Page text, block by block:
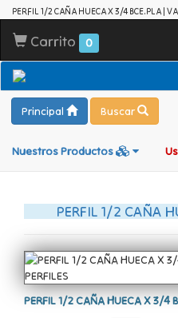
PERFIL 1/2 CAÑA HUECA X 3/4 BCE.PLA |
Carrito 0
Principal Buscar
Nuestros Productos
PERFIL 1/2 CAÑA
PERFIL 1/2 CAÑA HUECA X 3/4